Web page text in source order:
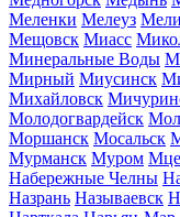
Меленки Мелеуз
Мещовск Миасс
Минеральные Воды
Мирный Миусинск
Михайловск
Молодогвардейск
Моршанск Мосальск
Мурманск Муром
Набережные Челны
Назрань Называевск